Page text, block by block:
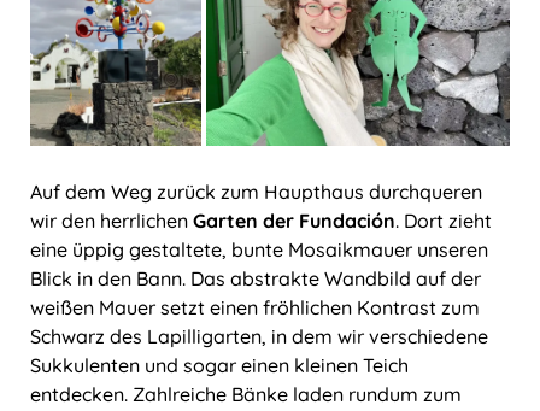
Auf dem Weg zurück zum Haupthaus durchqueren
wir den herrlichen Garten der Fundación. Dort zieht
eine üppig gestaltete, bunte Mosaikmauer unseren
Blick in den Bann. Das abstrakte Wandbild auf der
weißen Mauer setzt einen fröhlichen Kontrast zum
Schwarz des Lapilligarten, in dem wir verschiedene
Sukkulenten und sogar einen kleinen Teich
entdecken. Zahlreiche Bänke laden rundum zum